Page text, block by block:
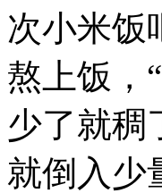
次小米饭
熬上饭，
少了就稠
就倒入少